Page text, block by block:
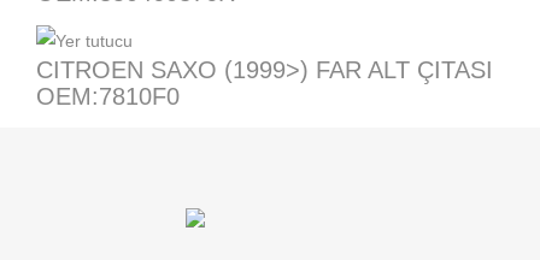
CITROEN SAXO (1999>) FAR ALT ÇITASI
OEM:7810F0